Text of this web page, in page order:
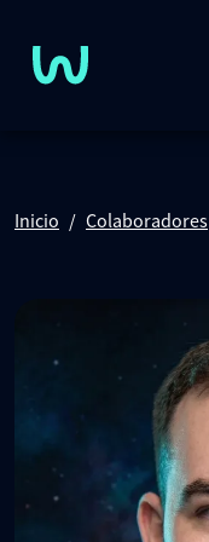
Inicio Colaboradores